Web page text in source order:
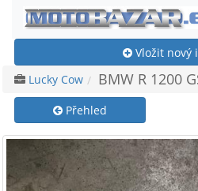
Vložit nový
Lucky Cow
BMW R 1200
Přehled